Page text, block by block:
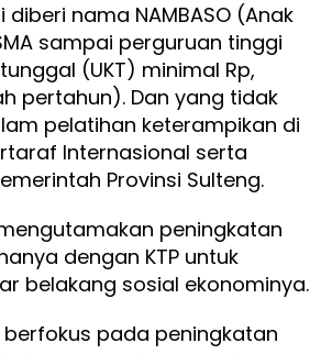
diberi nama NAMBASO (Anak
sampai perguruan tinggi
(UKT) minimal Rp,
pertahun). Dan yang tidak
pelatihan keterampikan di
Internasional serta
Provinsi Sulteng.
peningkatan
dengan KTP untuk
belakang sosial ekonominya.
berfokus pada peningkatan